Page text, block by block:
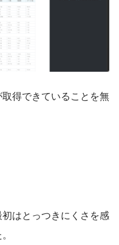
得できていることを無
はとっつきにくさを感